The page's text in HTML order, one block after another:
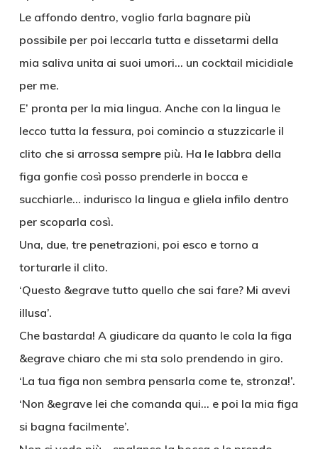
Le affondo dentro, voglio farla bagnare più
possibile per poi leccarla tutta e dissetarmi della
mia saliva unita ai suoi umori… un cocktail micidiale
per me.
E’ pronta per la mia lingua. Anche con la lingua le
lecco tutta la fessura, poi comincio a stuzzicarle il
clito che si arrossa sempre più. Ha le labbra della
figa gonfie così posso prenderle in bocca e
succhiarle… indurisco la lingua e gliela infilo dentro
per scoparla così.
Una, due, tre penetrazioni, poi esco e torno a
torturarle il clito.
‘Questo &egrave tutto quello che sai fare? Mi avevi
illusa’.
Che bastarda! A giudicare da quanto le cola la figa
&egrave chiaro che mi sta solo prendendo in giro.
‘La tua figa non sembra pensarla come te, stronza!’.
‘Non &egrave lei che comanda qui… e poi la mia figa
si bagna facilmente’.